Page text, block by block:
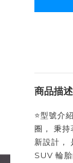
商品描述
⭐️型號介
圈， 秉持
新設計，
SUV 輪